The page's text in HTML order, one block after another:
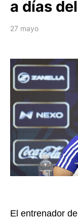
a días
27 mayo
El entrenador